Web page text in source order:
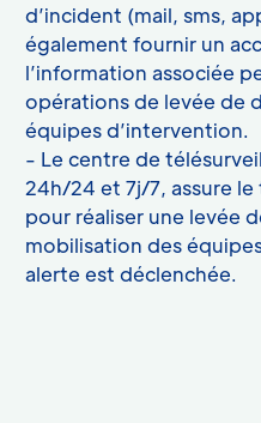
d’incident (mail, sms,
également fournir un
l’information associée
opérations de levée de
équipes d’intervention.
- Le centre de
24h/24 et 7j/7, assure
pour réaliser une levée
mobilisation des
alerte est déclenchée.